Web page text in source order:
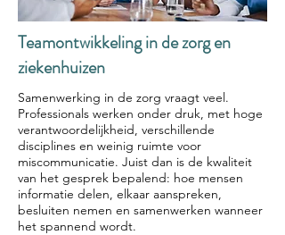
Teamontwikkeling in de zorg en
ziekenhuizen
Samenwerking in de zorg vraagt veel.
Professionals werken onder druk, met hoge
verantwoordelijkheid, verschillende
disciplines en weinig ruimte voor
miscommunicatie. Juist dan is de kwaliteit
van het gesprek bepalend: hoe mensen
informatie delen, elkaar aanspreken,
besluiten nemen en samenwerken wanneer
het spannend wordt.